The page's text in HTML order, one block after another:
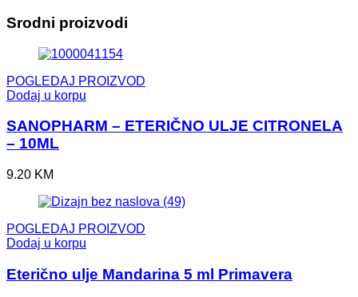
Srodni proizvodi
POGLEDAJ PROIZVOD
Dodaj u korpu
SANOPHARM – ETERIČNO ULJE CITRONELA
– 10ML
9.20 KM
POGLEDAJ PROIZVOD
Dodaj u korpu
Eterično ulje Mandarina 5 ml Primavera